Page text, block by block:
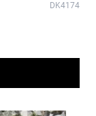
DK4174